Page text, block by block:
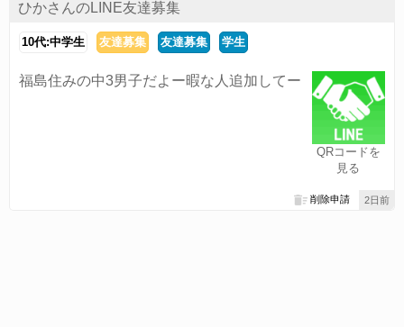
ひかさんのLINE友達募集
10代:中学生 友達募集 友達募集 学生
QRコードを
見る
福島住みの中3男子だよー暇な人追加してー
2日前
削除申請